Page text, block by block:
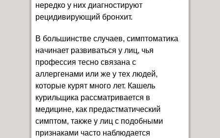
нередко у них диагностируют
рецидивирующий бронхит.
В большинстве случаев, симптоматика
начинает развиваться у лиц, чья
профессия тесно связана с
аллергенами или же у тех людей,
которые курят много лет. Кашель
курильщика рассматривается в
медицине, как предастматический
симптом, также у лиц с подобными
признаками часто наблюдается